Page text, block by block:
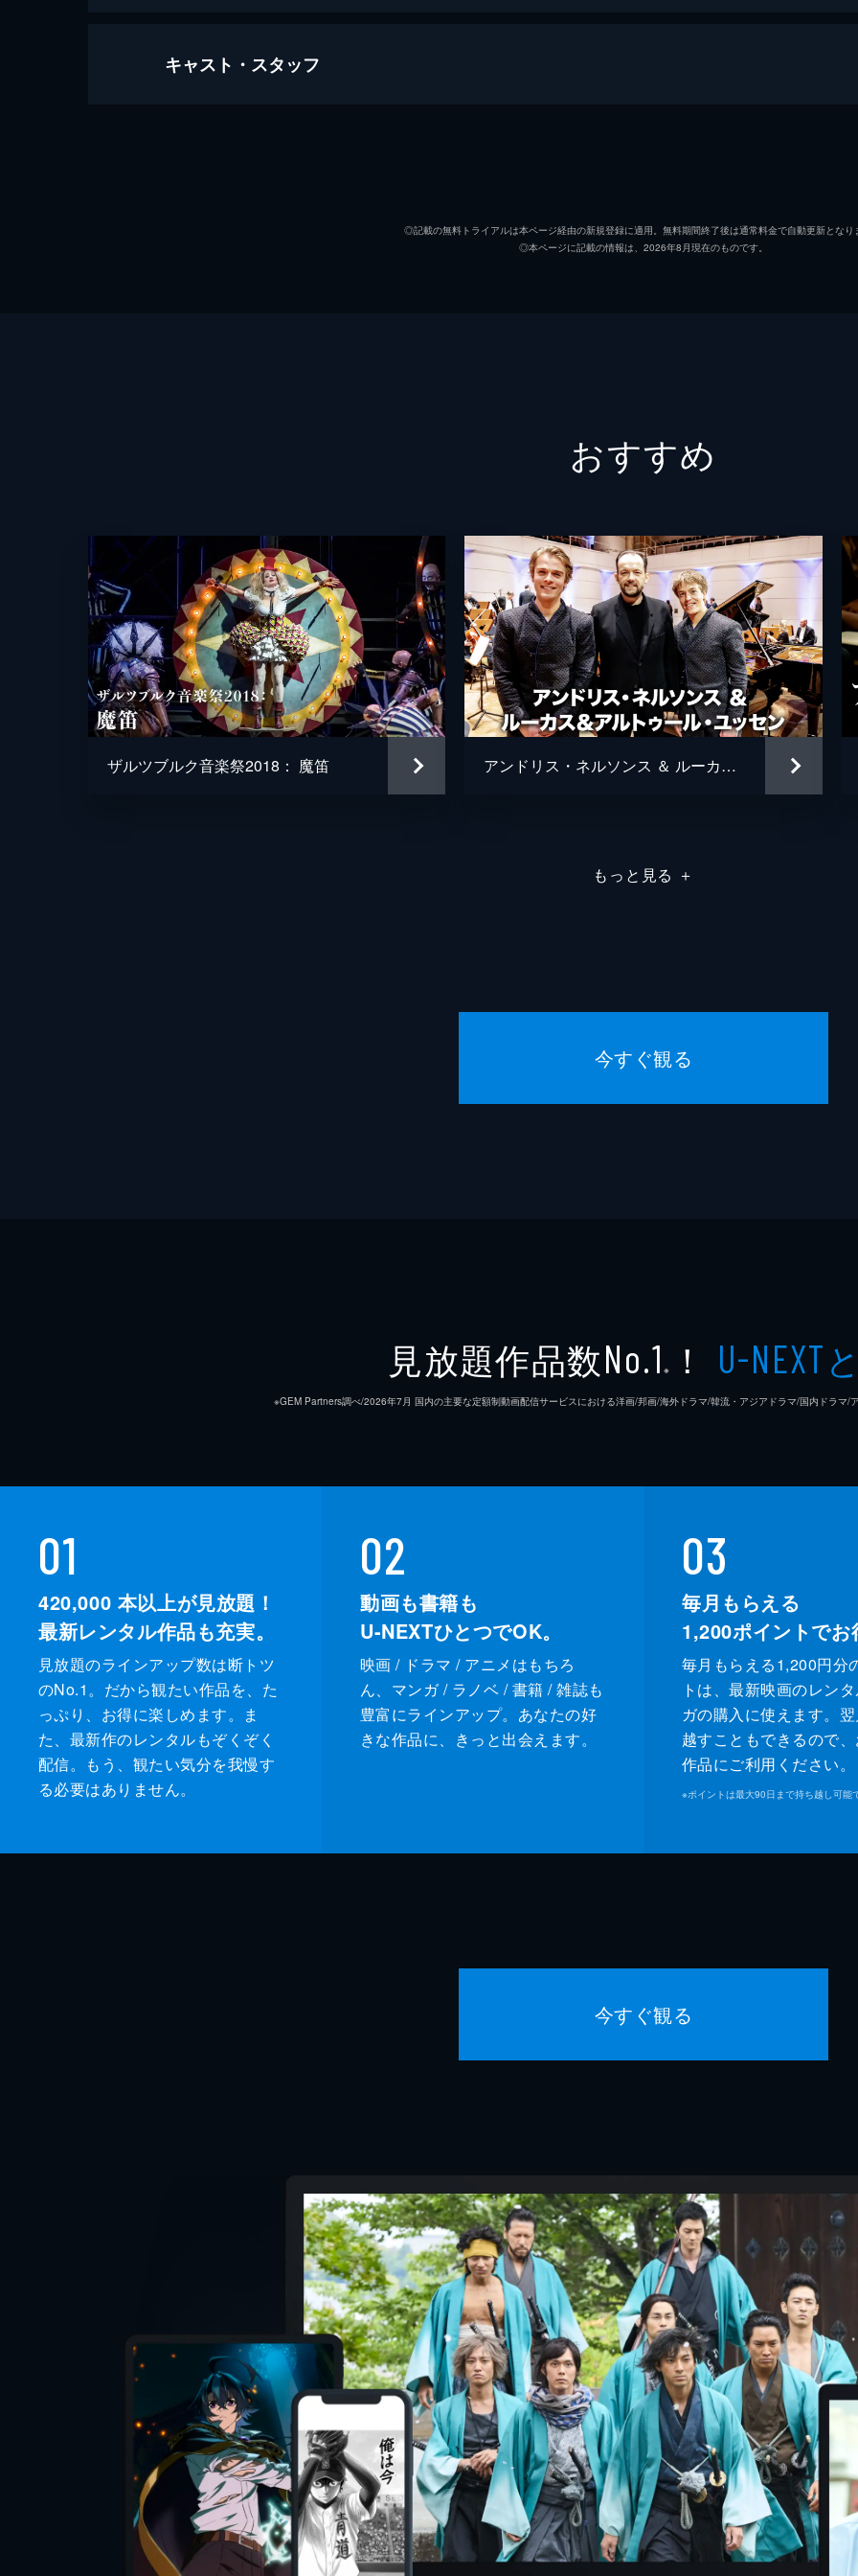
Lang Lang - Live in Vienna (Part 1)
キャスト・スタッフ
◎記載の無料トライアルは本ページ経由の新規登録に適用。無料期間終了後は通常料金で自動更新となり
◎本ページに記載の情報は、2026年8月現在のものです。
おすすめ
ザルツブルク音楽祭2018： 魔笛 アンドリス・ネルソンス ＆ ルーカス＆アルトゥール・ユッセン
もっと見る ＋
今すぐ観る
見放題作品数No.1 ※ ！ U-NEXT
※GEM Partners調べ/2026年7⽉ 国内の主要な定額制動画配信サービスにおける洋画/邦画/海外ドラマ/韓流・アジアドラマ/国内ドラマ/
01
420,000 本以上が見放題！
最新レンタル作品も充実。
見放題のラインアップ数は断トツ
のNo.1。だから観たい作品を、た
っぷり、お得に楽しめます。ま
た、最新作のレンタルもぞくぞく
配信。もう、観たい気分を我慢す
る必要はありません。
02
動画も書籍も
U-NEXTひとつでOK。
映画 / ドラマ / アニメはもちろ
ん、マンガ / ラノベ / 書籍 / 雑誌も
豊富にラインアップ。あなたの好
きな作品に、きっと出会えます。
03
毎月もらえる
1,200ポイントでお
毎月もらえる1,200円分
トは、最新映画のレン
ガの購入に使えます。
越すこともできるので
作品にご利用ください。
※ポイントは最大90日まで持ち越し可能
今すぐ観る